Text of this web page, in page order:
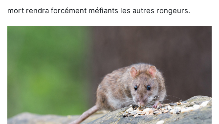
mort rendra forcément méfiants les autres rongeurs.